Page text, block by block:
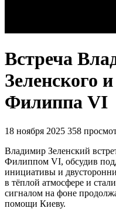
Встреча
Зеленского
Филиппа VI
18 ноября 2025 358
Владимир Зеленский
Филиппом VI, обсудив
инициативы и
в тёплой атмосфере и
сигналом на фоне
помощи Киеву.